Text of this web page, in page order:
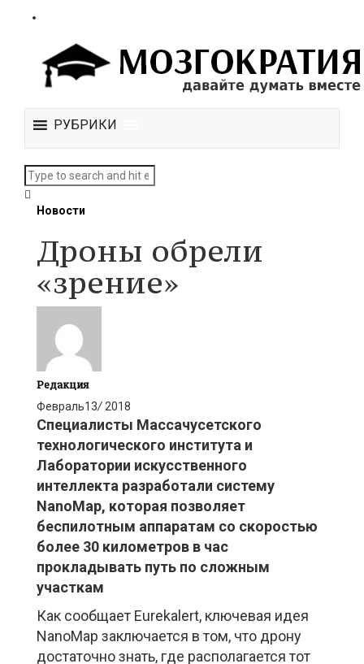
РУБРИКИ
Новости
Дроны обрели
«зрение»
Редакция
Февраль13/ 2018
Специалисты Массачусетского
технологического института и
Лаборатории искусственного
интеллекта разработали систему
NanoMap, которая позволяет
беспилотным аппаратам со скоростью
более 30 километров в час
прокладывать путь по сложным
участкам
Как сообщает Eurekalert, ключевая идея
NanoMap заключается в том, что дрону
достаточно знать, где располагается тот